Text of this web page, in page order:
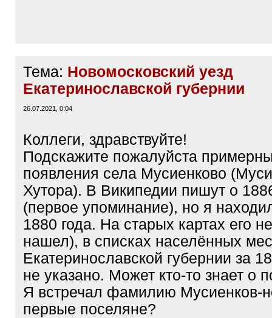
Тема: Новомосковский уезд
Екатеринославской губернии
26.07.2021, 0:04
Коллеги, здравствуйте!
Подскажите пожалуйста
появления села Мусиенково
Хутора). В Википедии пишут о
(первое упоминание), но я
1880 года. На старых картах его
нашел), в списках населённых
Екатеринославской губернии за
не указано. Может кто-то знает о
Я встречал фамилию Мусиенков-
первые поселяне?